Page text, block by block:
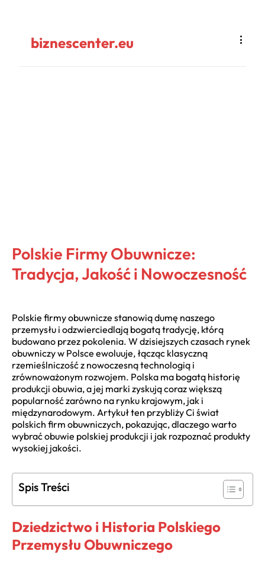
biznescenter.eu
Polskie Firmy Obuwnicze:
Tradycja, Jakość i Nowoczesność
Polskie firmy obuwnicze stanowią dumę naszego
przemysłu i odzwierciedlają bogatą tradycję, którą
budowano przez pokolenia. W dzisiejszych czasach rynek
obuwniczy w Polsce ewoluuje, łącząc klasyczną
rzemieślniczość z nowoczesną technologią i
zrównoważonym rozwojem. Polska ma bogatą historię
produkcji obuwia, a jej marki zyskują coraz większą
popularność zarówno na rynku krajowym, jak i
międzynarodowym. Artykuł ten przybliży Ci świat
polskich firm obuwniczych, pokazując, dlaczego warto
wybrać obuwie polskiej produkcji i jak rozpoznać produkty
wysokiej jakości.
Spis Treści
Dziedzictwo i Historia Polskiego
Przemysłu Obuwniczego